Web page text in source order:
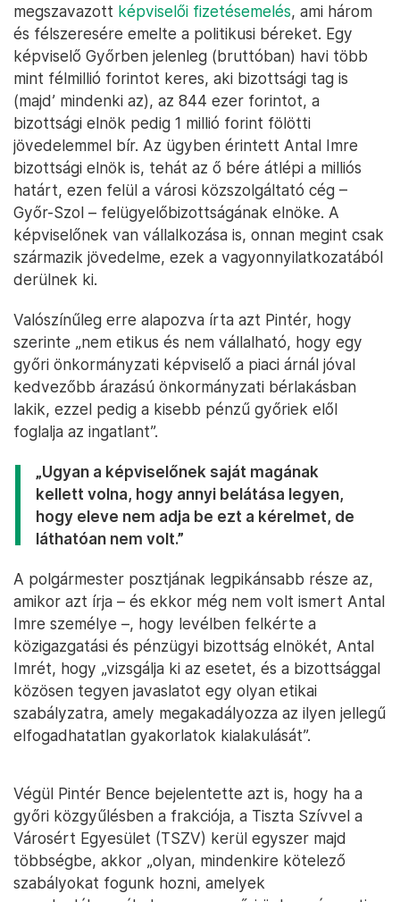
megszavazott képviselői fizetésemelés, ami három
és félszeresére emelte a politikusi béreket. Egy
képviselő Győrben jelenleg (bruttóban) havi több
mint félmillió forintot keres, aki bizottsági tag is
(majd’ mindenki az), az 844 ezer forintot, a
bizottsági elnök pedig 1 millió forint fölötti
jövedelemmel bír. Az ügyben érintett Antal Imre
bizottsági elnök is, tehát az ő bére átlépi a milliós
határt, ezen felül a városi közszolgáltató cég –
Győr-Szol – felügyelőbizottságának elnöke. A
képviselőnek van vállalkozása is, onnan megint csak
származik jövedelme, ezek a vagyonnyilatkozatából
derülnek ki.
Valószínűleg erre alapozva írta azt Pintér, hogy
szerinte „nem etikus és nem vállalható, hogy egy
győri önkormányzati képviselő a piaci árnál jóval
kedvezőbb árazású önkormányzati bérlakásban
lakik, ezzel pedig a kisebb pénzű győriek elől
foglalja az ingatlant”.
„Ugyan a képviselőnek saját magának
kellett volna, hogy annyi belátása legyen,
hogy eleve nem adja be ezt a kérelmet, de
láthatóan nem volt.”
A polgármester posztjának legpikánsabb része az,
amikor azt írja – és ekkor még nem volt ismert Antal
Imre személye –, hogy levélben felkérte a
közigazgatási és pénzügyi bizottság elnökét, Antal
Imrét, hogy „vizsgálja ki az esetet, és a bizottsággal
közösen tegyen javaslatot egy olyan etikai
szabályzatra, amely megakadályozza az ilyen jellegű
elfogadhatatlan gyakorlatok kialakulását”.
Végül Pintér Bence bejelentette azt is, hogy ha a
győri közgyűlésben a frakciója, a Tiszta Szívvel a
Városért Egyesület (TSZV) kerül egyszer majd
többségbe, akkor „olyan, mindenkire kötelező
szabályokat fogunk hozni, amelyek